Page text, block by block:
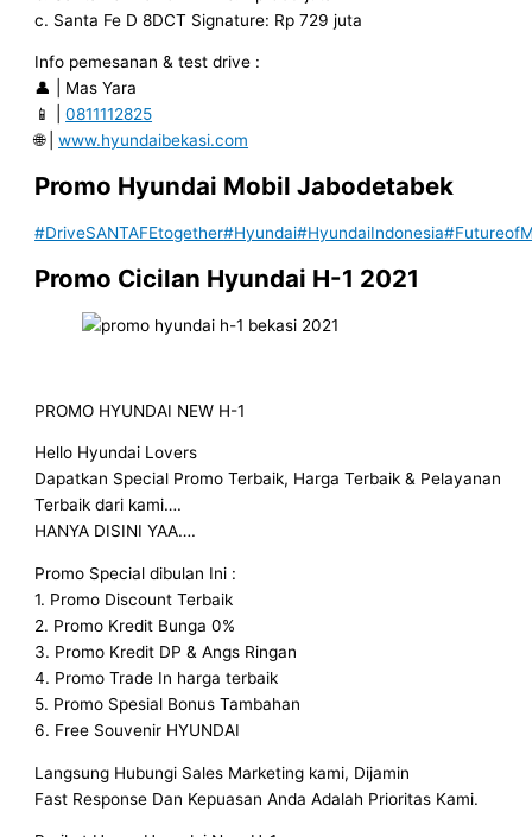
c. Santa Fe D 8DCT Signature: Rp 729 juta
Info pemesanan & test drive :
👤 | Mas Yara
📱 |0811112825
🌐 |www.hyundaibekasi.com
Promo Hyundai Mobil Jabodetabek
#DriveSANTAFEtogether#Hyundai#HyundaiIndonesia
Promo Cicilan Hyundai H-1 2021
PROMO HYUNDAI NEW H-1
Hello Hyundai Lovers
Dapatkan Special Promo Terbaik, Harga Terbaik & Pelayanan
Terbaik dari kami….
HANYA DISINI YAA….
Promo Special dibulan Ini :
1. Promo Discount Terbaik
2. Promo Kredit Bunga 0%
3. Promo Kredit DP & Angs Ringan
4. Promo Trade In harga terbaik
5. Promo Spesial Bonus Tambahan
6. Free Souvenir HYUNDAI
Langsung Hubungi Sales Marketing kami, Dijamin
Fast Response Dan Kepuasan Anda Adalah Prioritas Kami.